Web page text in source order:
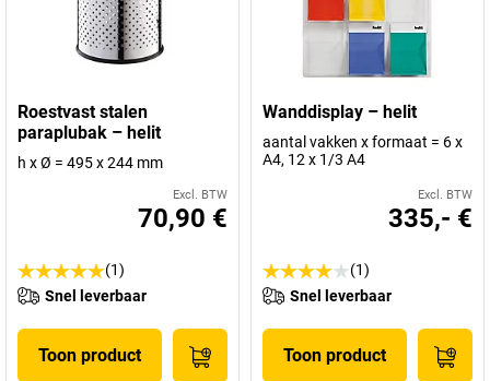
Roestvast stalen
paraplubak – helit
h x Ø = 495 x 244 mm
Excl. BTW
70,90 €
(1)
Snel leverbaar
Toon product
Wanddisplay – helit
aantal vakken x formaat = 6 x
A4, 12 x 1/3 A4
Excl. BTW
335,- €
(1)
Snel leverbaar
Toon product